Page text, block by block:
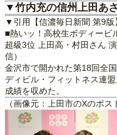
▼竹内充の信州上田あ
▼引用【信濃毎日新聞 第9版
■熱いッ！高校生ボディービ
超級3位 上田高・村田さん
信）
金沢市で開かれた第18回全
ディビル・フィットネス連
成績を収めた。
（画像元：上田市のXのポス